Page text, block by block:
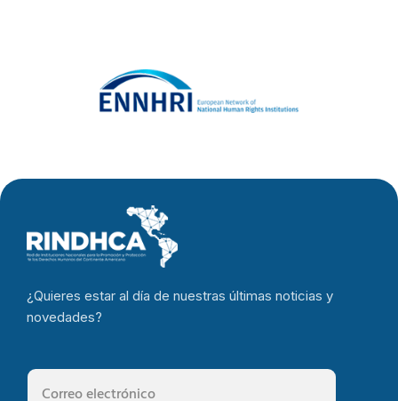
de Marrakech
¿Quieres estar al día de nuestras últimas noticias y
novedades?